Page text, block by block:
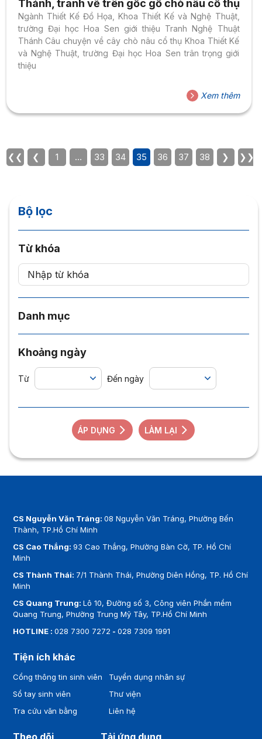
Thánh, tranh vẽ trên gốc gỗ chò nâu cổ thụ
Ngành Thiết Kế Đồ Họa, Khoa Thiết Kế và Nghệ Thuật,
trường Đại học Hoa Sen giới thiệu Tranh Nghệ Thuật
Thánh Câu chuyện về cây chò nâu cổ thụ Khoa Thiết Kế
và Nghệ Thuật, trường Đại học Hoa Sen trân trọng giới
thiệu
Xem thêm
❮❮ ❮ 1 … 33 34 35 36 37 38 ❯ ❯❯
Bộ lọc
Từ khóa
Danh mục
Khoảng ngày
Từ Đến ngày
ÁP DỤNG LÀM LẠI
CS Nguyễn Văn Tráng:08 Nguyễn Văn Tráng, Phường Bến
Thành, TP.Hồ Chí Minh
CS Cao Thắng:93 Cao Thắng, Phường Bàn Cờ, TP. Hồ Chí
Minh
CS Thành Thái: 7/1 Thành Thái, Phường Diên Hồng, TP. Hồ Chí
Minh
CS Quang Trung:Lô 10, Đường số 3, Công viên Phần mềm
Quang Trung, Phường Trung Mỹ Tây, TP.Hồ Chí Minh
HOTLINE :028 7300 7272 -028 7309 1991
Tiện ích khác
Cổng thông tin sinh viên
Sổ tay sinh viên
Tra cứu văn bằng
Tuyển dụng nhân sự
Thư viện
Liên hệ
Theo dõi Tải ứng dụng